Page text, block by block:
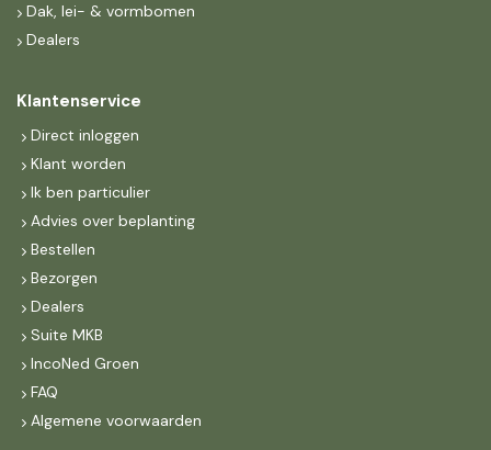
Dak, lei- & vormbomen
Dealers
Klantenservice
Direct inloggen
Klant worden
Ik ben particulier
Advies over beplanting
Bestellen
Bezorgen
Dealers
Suite MKB
IncoNed Groen
FAQ
Algemene voorwaarden